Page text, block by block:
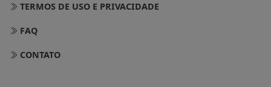
TERMOS DE USO E PRIVACIDADE
FAQ
CONTATO